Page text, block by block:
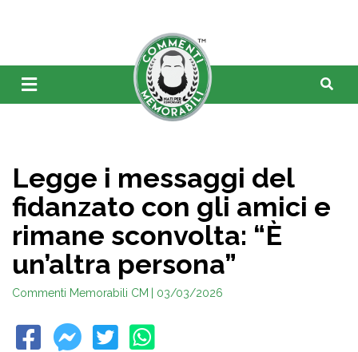
Legge i messaggi del
fidanzato con gli amici e
rimane sconvolta: “È
un’altra persona”
Commenti Memorabili CM | 03/03/2026